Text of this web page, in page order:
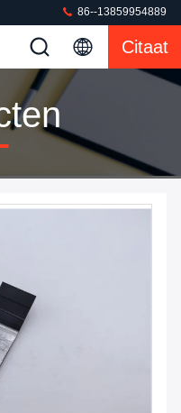
86--13859954889
Citaat